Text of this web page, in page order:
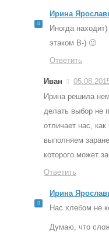
Ирина
Иногда
этаком B-) 🙂
Ответить
Иван
Ирина решила
делать выбор не
отличает нас,
выполняем
которого может
Ответить
Ирина
Нас хлебом не
Думаю, что